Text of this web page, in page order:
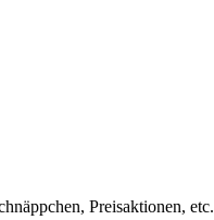
Preisaktionen, etc.